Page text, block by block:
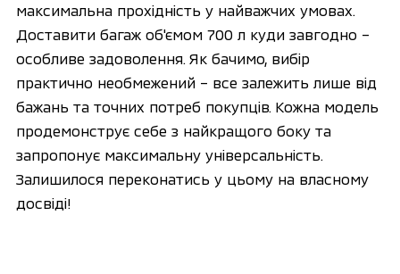
максимальна прохідність у найважчих умовах.
Доставити багаж об'ємом 700 л куди завгодно –
особливе задоволення. Як бачимо, вибір
практично необмежений – все залежить лише від
бажань та точних потреб покупців. Кожна модель
продемонструє себе з найкращого боку та
запропонує максимальну універсальність.
Залишилося переконатись у цьому на власному
досвіді!